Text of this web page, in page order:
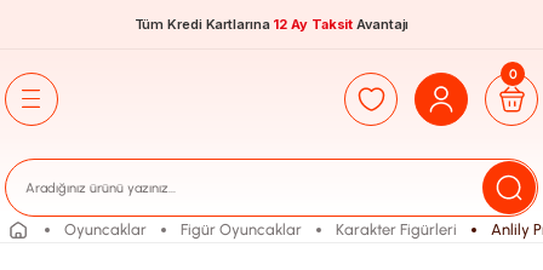
Tüm Kredi Kartlarına 12 Ay Taksit Avantajı
0
Oyuncaklar Figür Oyuncaklar Karakter Figürleri Anlily